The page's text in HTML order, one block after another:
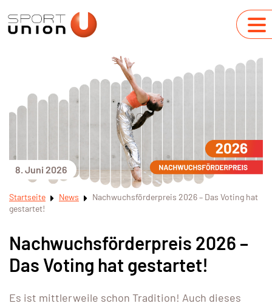
8. Juni 2026
Startseite News
Nachwuchsförderpreis 2026 – Das Voting hat
gestartet!
Nachwuchsförderpreis 2026 –
Das Voting hat gestartet!
Es ist mittlerweile schon Tradition! Auch dieses